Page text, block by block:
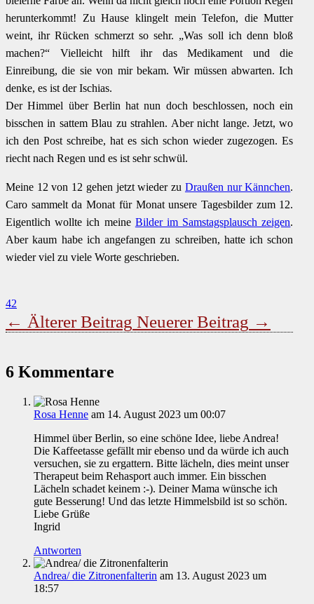
herunterkommt! Zu Hause klingelt mein Telefon, die Mutter
weint, ihr Rücken schmerzt so sehr. „Was soll ich denn bloß
machen?“ Vielleicht hilft ihr das Medikament und die
Einreibung, die sie von mir bekam. Wir müssen abwarten. Ich
denke, es ist der Ischias.
Der Himmel über Berlin hat nun doch beschlossen, noch ein
bisschen in sattem Blau zu strahlen. Aber nicht lange. Jetzt, wo
ich den Post schreibe, hat es sich schon wieder zugezogen. Es
riecht nach Regen und es ist sehr schwül.
Meine 12 von 12 gehen jetzt wieder zu Draußen nur Kännchen.
Caro sammelt da Monat für Monat unsere Tagesbilder zum 12.
Eigentlich wollte ich meine Bilder im Samstagsplausch zeigen.
Aber kaum habe ich angefangen zu schreiben, hatte ich schon
wieder viel zu viele Worte geschrieben.
42
← Älterer Beitrag Neuerer Beitrag →
6 Kommentare
Rosa Henne am 14. August 2023 um 00:07
Himmel über Berlin, so eine schöne Idee, liebe Andrea!
Die Kaffeetasse gefällt mir ebenso und da würde ich auch
versuchen, sie zu ergattern. Bitte lächeln, dies meint unser
Therapeut beim Rehasport auch immer. Ein bisschen
Lächeln schadet keinem :-). Deiner Mama wünsche ich
gute Besserung! Und das letzte Himmelsbild ist so schön.
Liebe Grüße
Ingrid
Antworten
Andrea/ die Zitronenfalterin am 13. August 2023 um
18:57